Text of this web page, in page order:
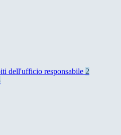
dell'ufficio responsabile 2